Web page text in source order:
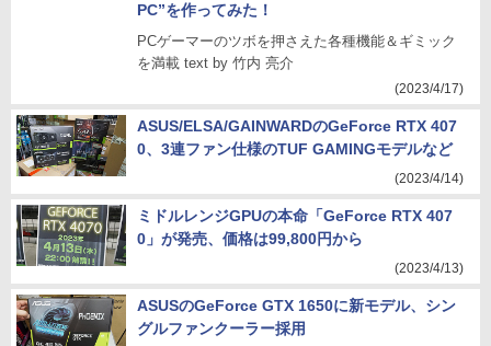
PC”を作ってみた！
PCゲーマーのツボを押さえた各種機能＆ギミック
を満載 text by 竹内 亮介
(2023/4/17)
ASUS/ELSA/GAINWARDのGeForce RTX 407
0、3連ファン仕様のTUF GAMINGモデルなど
(2023/4/14)
ミドルレンジGPUの本命「GeForce RTX 407
0」が発売、価格は99,800円から
(2023/4/13)
ASUSのGeForce GTX 1650に新モデル、シン
グルファンクーラー採用